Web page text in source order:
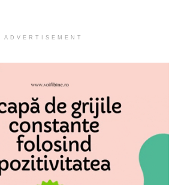
ADVERTISEMENT